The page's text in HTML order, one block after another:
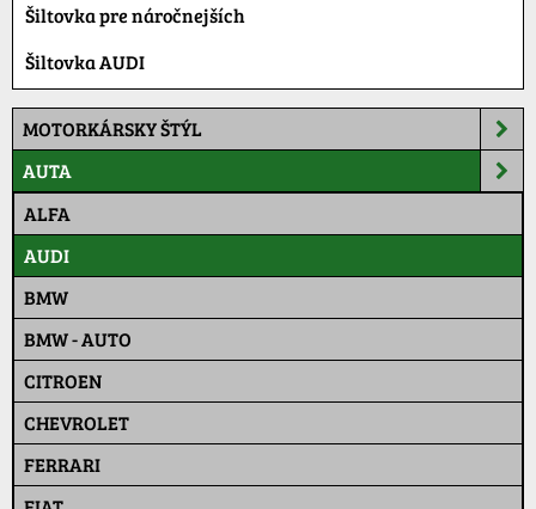
Šiltovka pre náročnejších
Šiltovka AUDI
MOTORKÁRSKY ŠTÝL
AUTA
ALFA
AUDI
BMW
BMW - AUTO
CITROEN
CHEVROLET
FERRARI